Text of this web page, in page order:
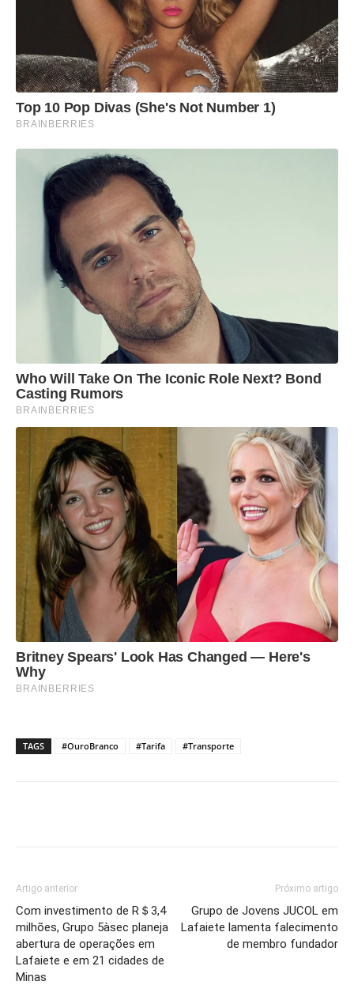
TAGS #OuroBranco #Tarifa #Transporte
Artigo anterior
Com investimento de R＄3,4
milhões, Grupo 5àsec planeja
abertura de operações em
Lafaiete e em 21 cidades de
Minas
Próximo artigo
Grupo de Jovens JUCOL em
Lafaiete lamenta falecimento
de membro fundador